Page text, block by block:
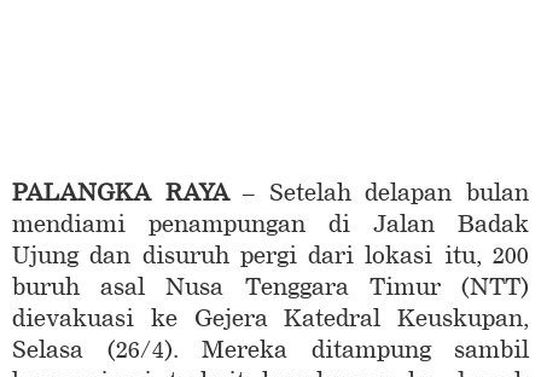
PALANGKA RAYA– Setelah delapan bulan
mendiami penampungan di Jalan Badak
Ujung dan disuruh pergi dari lokasi itu, 200
buruh asal Nusa Tenggara Timur (NTT)
dievakuasi ke Gejera Katedral Keuskupan,
Selasa (26/4). Mereka ditampung sambil